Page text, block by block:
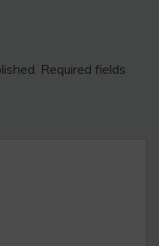
Required fields